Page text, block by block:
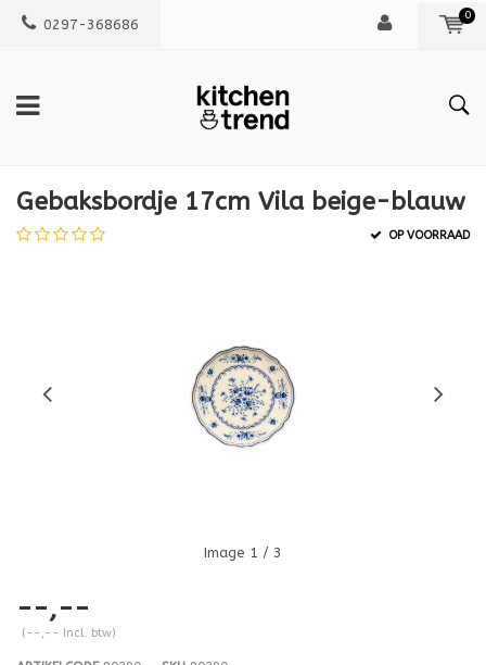
0297-368686
0
Gebaksbordje 17cm Vila beige-blauw
OP VOORRAAD
Image 1 / 3
--,--
(--,-- Incl. btw)